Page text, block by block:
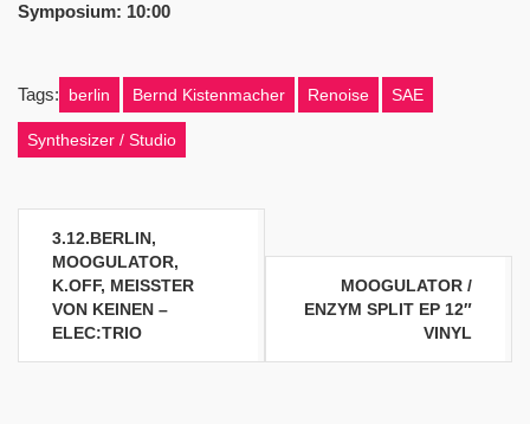
Symposium: 10:00
Tags: berlin Bernd Kistenmacher Renoise SAE
Synthesizer / Studio
Beitragsnavigation
3.12.BERLIN,
MOOGULATOR,
K.OFF, MEISSTER
VON KEINEN –
ELEC:TRIO
MOOGULATOR /
ENZYM SPLIT EP 12″
VINYL